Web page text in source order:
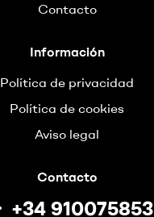
Contacto
Información
Política de privacidad
Política de cookies
Aviso legal
Contacto
+34 910075853